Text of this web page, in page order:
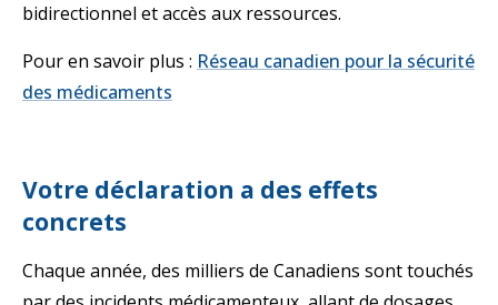
bidirectionnel et accès aux ressources.
Pour en savoir plus : Réseau canadien pour la sécurité
des médicaments
Votre déclaration a des effets
concrets
Chaque année, des milliers de Canadiens sont touchés